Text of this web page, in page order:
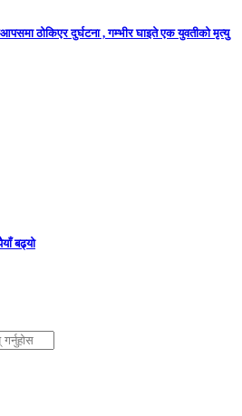
ठोकिएर दुर्घटना , गम्भीर घाइते एक युवतीको मृत्यु
बढ्यो